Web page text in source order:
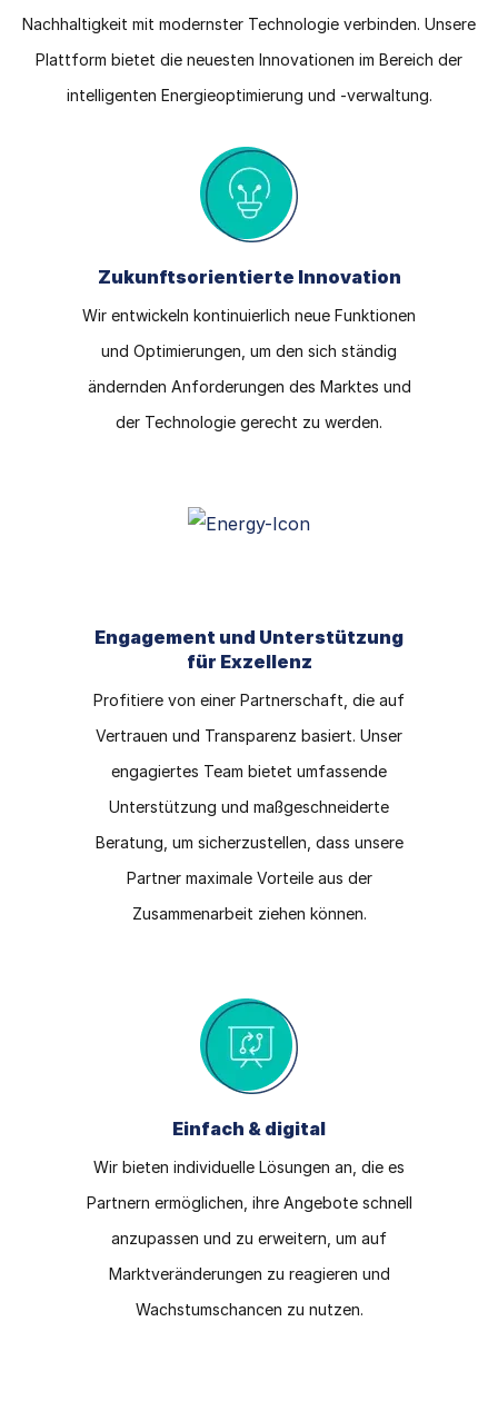
Nachhaltigkeit mit modernster Technologie verbinden. Unsere
Plattform bietet die neuesten Innovationen im Bereich der
intelligenten Energieoptimierung und -verwaltung.
Zukunftsorientierte Innovation
Wir entwickeln kontinuierlich neue Funktionen
und Optimierungen, um den sich ständig
ändernden Anforderungen des Marktes und
der Technologie gerecht zu werden.
Engagement und Unterstützung
für Exzellenz
Profitiere von einer Partnerschaft, die auf
Vertrauen und Transparenz basiert. Unser
engagiertes Team bietet umfassende
Unterstützung und maßgeschneiderte
Beratung, um sicherzustellen, dass unsere
Partner maximale Vorteile aus der
Zusammenarbeit ziehen können.
Einfach & digital
Wir bieten individuelle Lösungen an, die es
Partnern ermöglichen, ihre Angebote schnell
anzupassen und zu erweitern, um auf
Marktveränderungen zu reagieren und
Wachstumschancen zu nutzen.